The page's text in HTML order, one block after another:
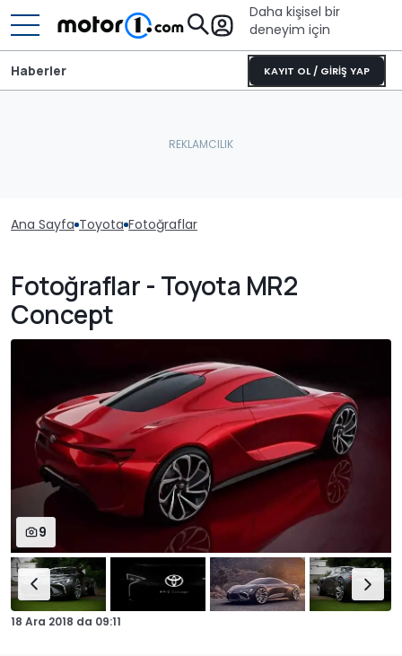
Daha kişisel bir
deneyim için
KAYIT OL / GİRİŞ YAP
Haberler
Ana Sayfa Toyota Fotoğraflar
Fotoğraflar - Toyota MR2
Concept
9
18 Ara 2018 da 09:11